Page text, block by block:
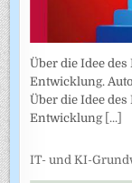
Über die Idee
Entwicklung.
Über die Idee
Entwicklung [...]
IT- und KI-